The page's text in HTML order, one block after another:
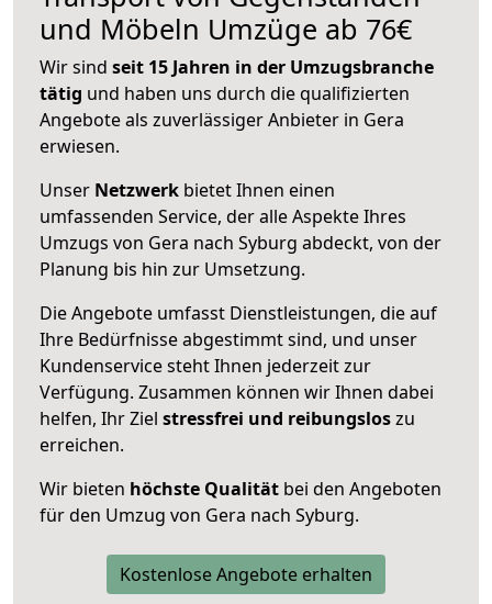
und Möbeln Umzüge ab 76€
Wir sind seit 15 Jahren in der Umzugsbranche
tätig und haben uns durch die qualifizierten
Angebote als zuverlässiger Anbieter in Gera
erwiesen.
Unser Netzwerk bietet Ihnen einen
umfassenden Service, der alle Aspekte Ihres
Umzugs von Gera nach Syburg abdeckt, von der
Planung bis hin zur Umsetzung.
Die Angebote umfasst Dienstleistungen, die auf
Ihre Bedürfnisse abgestimmt sind, und unser
Kundenservice steht Ihnen jederzeit zur
Verfügung. Zusammen können wir Ihnen dabei
helfen, Ihr Ziel stressfrei und reibungsloszu
erreichen.
Wir bieten höchste Qualität bei den Angeboten
für den Umzug von Gera nach Syburg.
Kostenlose Angebote erhalten